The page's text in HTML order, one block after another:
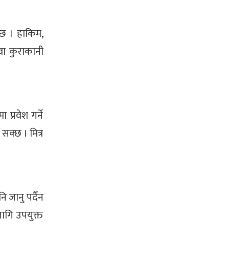
। हाकिम,
कुराकानी
प्रवेश गर्ने
। मित्र
जानु पर्दैन
उपयुक्त